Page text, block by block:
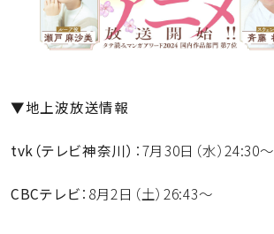
▼地上波放送情報
tvk（テレビ神奈川） ：7月30日（水）24:30～
CBCテレビ：8月2日（土）26:43～